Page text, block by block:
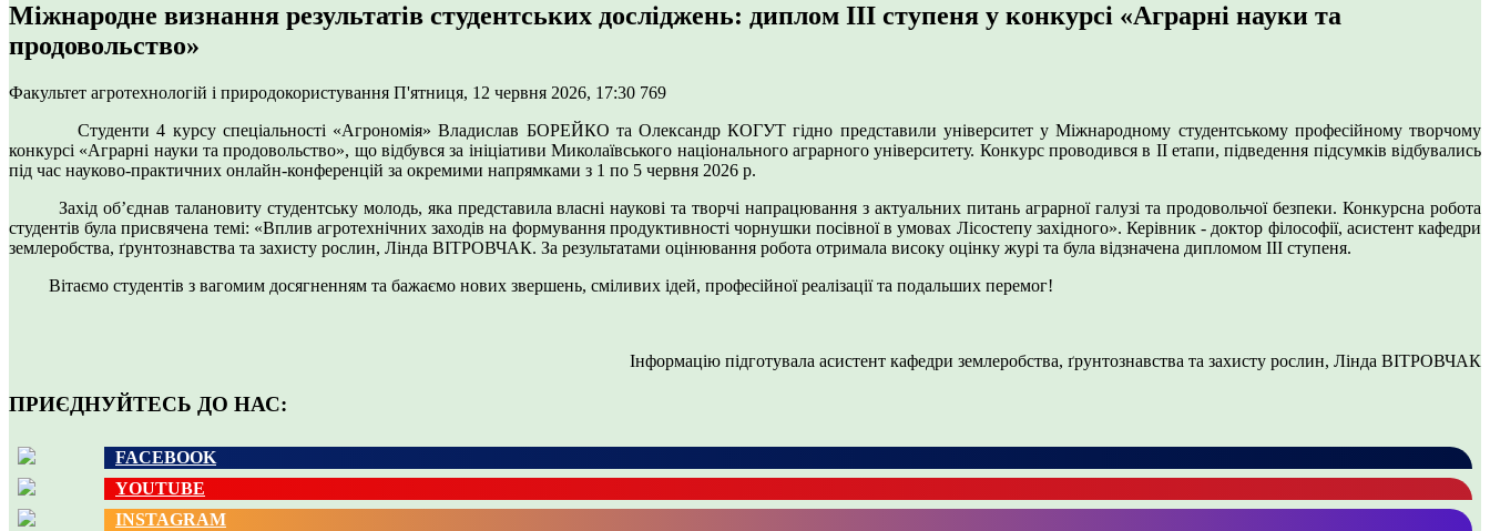
Міжнародне визнання результатів студентських досліджень: диплом ІІІ ступеня у конкурсі «Аграрні науки та
продовольство»
Факультет агротехнологій і природокористування П'ятниця, 12 червня 2026, 17:30 769
Студенти 4 курсу спеціальності «Агрономія» Владислав БОРЕЙКО та Олександр КОГУТ гідно представили університет у Міжнародному студентському професійному творчому
конкурсі «Аграрні науки та продовольство», що відбувся за ініціативи Миколаївського національного аграрного університету. Конкурс проводився в II етапи, підведення підсумків відбувались
під час науково-практичних онлайн-конференцій за окремими напрямками з 1 по 5 червня 2026 р.
Захід об’єднав талановиту студентську молодь, яка представила власні наукові та творчі напрацювання з актуальних питань аграрної галузі та продовольчої безпеки. Конкурсна робота
студентів була присвячена темі: «Вплив агротехнічних заходів на формування продуктивності чорнушки посівної в умовах Лісостепу західного». Керівник - доктор філософії, асистент кафедри
землеробства, ґрунтознавства та захисту рослин, Лінда ВІТРОВЧАК. За результатами оцінювання робота отримала високу оцінку журі та була відзначена дипломом ІІІ ступеня.
Вітаємо студентів з вагомим досягненням та бажаємо нових звершень, сміливих ідей, професійної реалізації та подальших перемог!
Інформацію підготувала асистент кафедри землеробства, ґрунтознавства та захисту рослин, Лінда ВІТРОВЧАК
ПРИЄДНУЙТЕСЬ ДО НАС:
FACEBOOK
YOUTUBE
INSTAGRAM